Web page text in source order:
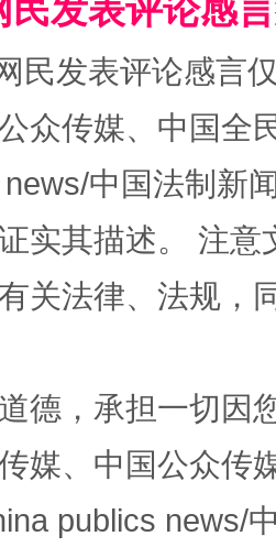
！等你上场
茂县开幕 规模
民发表评论感
民发表评论感言
众传媒、中国全
中国法制新
实其描述。 注
关法律、法规，
德，承担一切因
媒、中国公众传
publics news/